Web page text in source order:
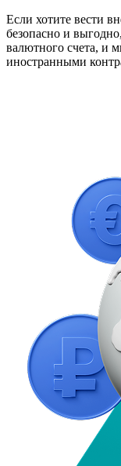
Если хотите вести
безопасно и
валютного счета, и
иностранными